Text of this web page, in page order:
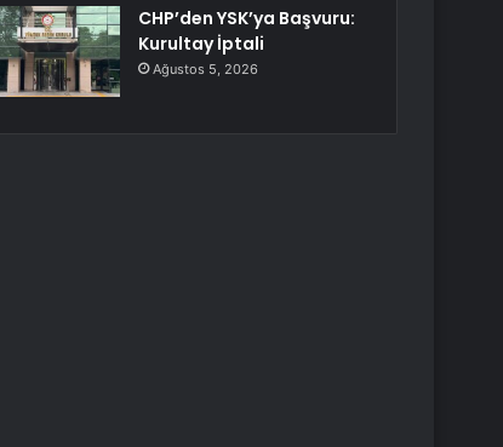
CHP’den YSK’ya Başvuru:
Kurultay İptali
Ağustos 5, 2026